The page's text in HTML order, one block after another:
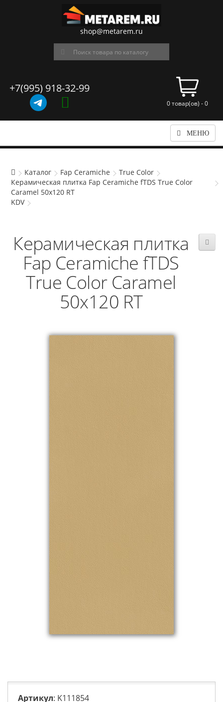
shop@metarem.ru
+7(995) 918-32-99
0 товар(ов) - 0
МЕНЮ
Каталог Fap Ceramiche
True Color
Керамическая плитка Fap Ceramiche fTDS True Color
Caramel 50x120 RT
KDV
Керамическая плитка
Fap Ceramiche fTDS
True Color Caramel
50x120 RT
Артикул: K111854